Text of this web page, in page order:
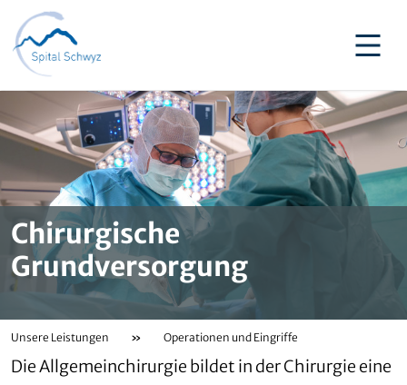
Chirurgische
Grundversorgung
Unsere Leistungen » Operationen und Eingriffe
Die Allgemeinchirurgie bildet in der Chirurgie eine